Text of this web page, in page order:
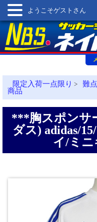
ようこそゲストさん
限定入荷一点限り > 難
商品
***胸スポンサ
ダス) adidas/
イ/ミニ